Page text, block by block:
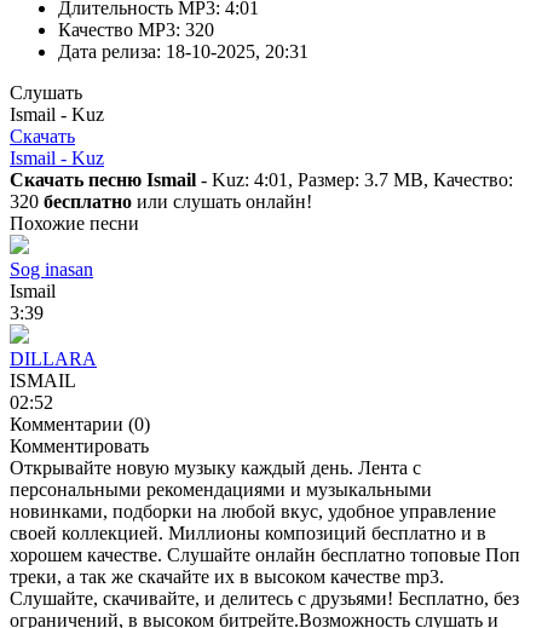
Длительность MP3: 4:01
Качество MP3: 320
Дата релиза: 18-10-2025, 20:31
Слушать
Ismail - Kuz
Скачать
Ismail - Kuz
Скачать песню Ismail - Kuz: 4:01, Размер: 3.7 MB, Качество:
320 бесплатно или слушать онлайн!
Похожие песни
Sog inasan
Ismail
3:39
DILLARA
ISMAIL
02:52
Комментарии (0)
Комментировать
Открывайте новую музыку каждый день. Лента с
персональными рекомендациями и музыкальными
новинками, подборки на любой вкус, удобное управление
своей коллекцией. Миллионы композиций бесплатно и в
хорошем качестве. Слушайте онлайн бесплатно топовые Поп
треки, а так же скачайте их в высоком качестве mp3.
Слушайте, скачивайте, и делитесь с друзьями! Бесплатно, без
ограничений, в высоком битрейте.Возможность слушать и